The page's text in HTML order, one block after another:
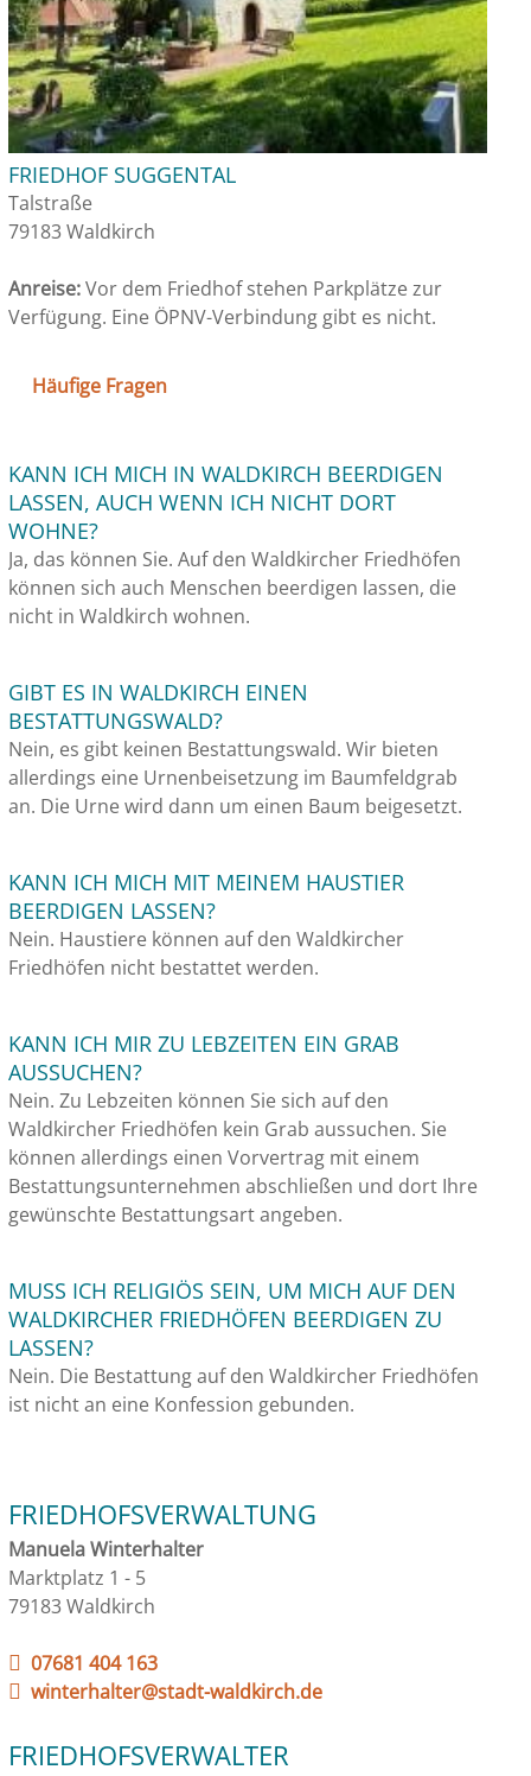
FRIEDHOF SUGGENTAL
Talstraße
79183 Waldkirch
Anreise:Vor dem Friedhof stehen Parkplätze zur
Verfügung. Eine ÖPNV-Verbindung gibt es nicht.
Häufige Fragen
KANN ICH MICH IN WALDKIRCH BEERDIGEN
LASSEN, AUCH WENN ICH NICHT DORT
WOHNE?
Ja, das können Sie. Auf den Waldkircher Friedhöfen
können sich auch Menschen beerdigen lassen, die
nicht in Waldkirch wohnen.
GIBT ES IN WALDKIRCH EINEN
BESTATTUNGSWALD?
Nein, es gibt keinen Bestattungswald. Wir bieten
allerdings eine Urnenbeisetzung im Baumfeldgrab
an. Die Urne wird dann um einen Baum beigesetzt.
KANN ICH MICH MIT MEINEM HAUSTIER
BEERDIGEN LASSEN?
Nein. Haustiere können auf den Waldkircher
Friedhöfen nicht bestattet werden.
KANN ICH MIR ZU LEBZEITEN EIN GRAB
AUSSUCHEN?
Nein. Zu Lebzeiten können Sie sich auf den
Waldkircher Friedhöfen kein Grab aussuchen. Sie
können allerdings einen Vorvertrag mit einem
Bestattungsunternehmen abschließen und dort Ihre
gewünschte Bestattungsart angeben.
MUSS ICH RELIGIÖS SEIN, UM MICH AUF DEN
WALDKIRCHER FRIEDHÖFEN BEERDIGEN ZU
LASSEN?
Nein. Die Bestattung auf den Waldkircher Friedhöfen
ist nicht an eine Konfession gebunden.
FRIEDHOFSVERWALTUNG
Manuela Winterhalter
Marktplatz 1 - 5
79183 Waldkirch
07681 404 163
winterhalter@stadt-waldkirch.de
FRIEDHOFSVERWALTER